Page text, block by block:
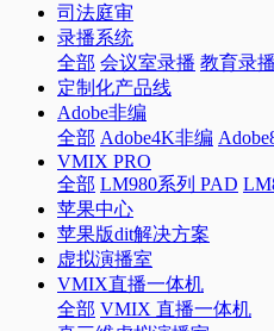
司法庭审
录播系统
全部 会议室录播 教育录播
定制化产品线
Adobe非编
全部 Adobe4K非编
VMIX PRO
全部 LM980系列 PAD
苹果中心
苹果版dit解决方案
虚拟演播室
VMIX直播一体机
全部 VMIX 直播一体机